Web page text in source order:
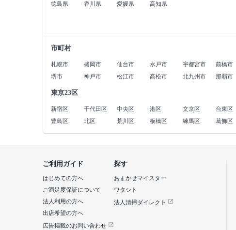
徳島県 香川県 愛媛県 高知県
市町村
札幌市 盛岡市 仙台市 水戸市 宇都宮市 前橋市
堺市
神戸市 松江市 高松市 北九州市 那覇市
東京23区
新宿区 千代田区 中央区 港区 文京区 台東区
豊島区
北区 荒川区 板橋区 練馬区 葛飾区
探す
おまかせマイスター
ワタシト
法人清掃ダイレクト
ご利用ガイド
はじめての方へ
ご満足度保証について
法人利用の方へ
出店希望の方へ
広告掲載のお問い合わせ